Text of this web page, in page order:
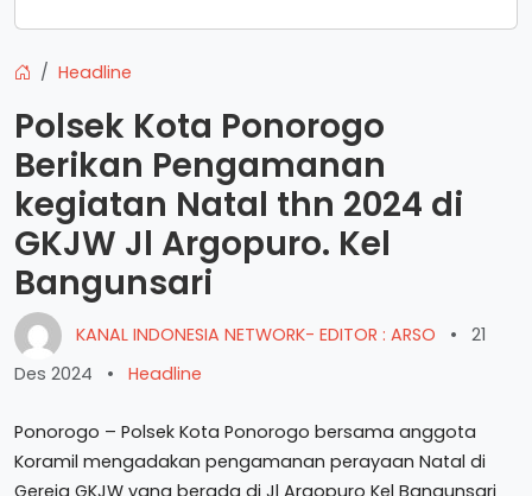
Headline
Polsek Kota Ponorogo
Berikan Pengamanan
kegiatan Natal thn 2024 di
GKJW Jl Argopuro. Kel
Bangunsari
KANAL INDONESIA NETWORK- EDITOR : ARSO •
21
Des 2024
• Headline
Ponorogo – Polsek Kota Ponorogo bersama anggota
Koramil mengadakan pengamanan perayaan Natal di
Gereja GKJW yang berada di Jl Argopuro Kel Bangunsari